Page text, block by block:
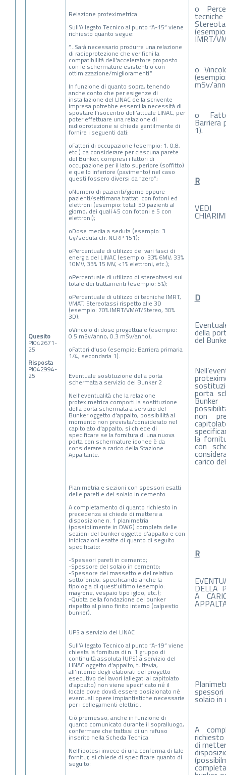
Quesito
PI042671-
25
Risposta
PI042994-
25
Relazione proteximetrica
Sull’Allegato Tecnico al punto “A-15” viene
richiesto quanto segue:
“…Sarà necessario produrre una relazione
di radioprotezione che verifichi la
compatibilità dell'acceleratore proposto
con le schermature esistenti o con
ottimizzazione/miglioramenti.”
In funzione di quanto sopra, tenendo
anche conto che per esigenze di
installazione del LINAC della scrivente
impresa potrebbe esserci la necessità di
spostare l’isocentro dell’attuale LINAC, per
poter effettuare una relazione di
radioprotezione si chiede gentilmente di
fornire i seguenti dati:
oFattori di occupazione (esempio: 1, 0,8,
etc.) da considerare per ciascuna parete
del Bunker, compresi i fattori di
occupazione per il lato superiore (soffitto)
e quello inferiore (pavimento) nel caso
questi fossero diversi da “zero”;
oNumero di pazienti/giorno oppure
pazienti/settimana trattati con fotoni ed
elettroni (esempio: totali 50 pazienti al
giorno, dei quali 45 con fotoni e 5 con
elettroni);
oDose media a seduta (esempio: 3
Gy/seduta cfr. NCRP 151);
oPercentuale di utilizzo dei vari fasci di
energia del LINAC (esempio: 33% 6MV, 33%
10MV, 33% 15 MV, <1% elettroni, etc.);
oPercentuale di utilizzo di stereotassi sul
totale dei trattamenti (esempio: 5%);
oPercentuale di utilizzo di tecniche IMRT,
VMAT, Stereotassi rispetto alle 3D
(esempio: 70% IMRT/VMAT/Stereo, 30%
3D);
oVincolo di dose progettuale (esempio:
0.5 mSv/anno, 0.3 mSv/anno);
oFattori d’uso (esempio: Barriera primaria
1/4, secondaria 1).
Eventuale sostituzione della porta
schermata a servizio del Bunker 2
Nell’eventualità che la relazione
proteximetrica comporti la sostituzione
della porta schermata a servizio del
Bunker oggetto d’appalto, possibilità al
momento non prevista/considerato nel
capitolato d’appalto, si chiede di
specificare se la fornitura di una nuova
porta con schermature idonee è da
considerare a carico della Stazione
Appaltante.
Planimetria e sezioni con spessori esatti
delle pareti e del solaio in cemento
A completamento di quanto richiesto in
precedenza si chiede di mettere a
disposizione n. 1 planimetria
(possibilmente in DWG) completa delle
sezioni del bunker oggetto d’appalto e con
inidicazioni esatte di quanto di seguito
specificato:
-Spessori pareti in cemento;
-Spessore del solaio in cemento;
-Spessore del massetto e del relativo
sottofondo, specificando anche la
tipologia di quest’ultimo (esempio:
magrone, vespaio tipo igloo, etc.);
-Quota della fondazione del bunker
rispetto al piano finito interno (calpestio
bunker).
UPS a servizio del LINAC
Sull’Allegato Tecnico al punto “A-19” viene
chiesta la fornitura di n. 1 gruppo di
continuità assoluta (UPS) a servizio del
LINAC oggetto d’appalto, tuttavia,
all’interno degli elaborati del progetto
esecutivo dei lavori (allegati al capitolato
d’appalto) non viene specificato né il
locale dove dovrà essere posizionato né
eventuali opere impiantistiche necessarie
per i collegamenti elettrici.
Ciò premesso, anche in funzione di
quanto comunicato durante il sopralluogo,
confermare che trattasi di un refuso
inserito nella Scheda Tecnica
Nell’ipotesi invece di una conferma di tale
fornitur, si chiede di specificare quanto di
seguito:
o
IMRT/
o
mSv/
o
Barriera
1).
R
VEDI
D
della
del
porta
non
la
con
carico
R
DELLA
A
solaio in
A
richiesto
di